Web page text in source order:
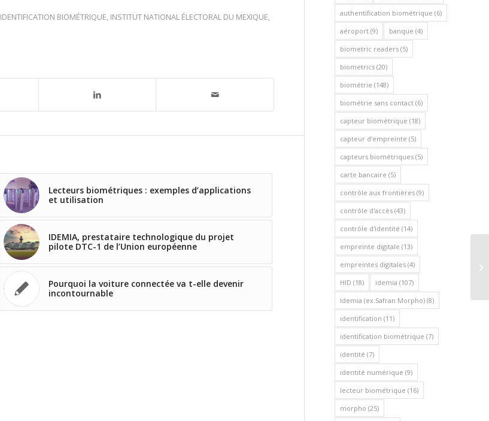
IDENTIFICATION BIOMÉTRIQUE, INSTITUT NATIONAL ÉLECTORAL DU MEXIQUE,
Lecteurs biométriques : exemples d’applications
et utilisation
IDEMIA, prestataire technologique du projet
pilote DTC-1 de l’Union européenne
Pourquoi la voiture connectée va t-elle devenir
incontournable
authentification biométrique (6)
aéroport (9) banque (4)
biometric readers (5)
biometrics (20)
biométrie (148)
biométrie sans contact (6)
capteur biométrique (18)
capteur d'empreinte (5)
capteurs biométriques (5)
carte bancaire (5)
contrôle aux frontières (9)
contrôle d'accès (43)
contrôle d'identité (14)
empreinte digitale (13)
empreintes digitales (4)
HID (18) idemia (107)
Idemia (ex.Safran Morpho) (8)
identification (11)
identification biométrique (7)
identité (7)
identité numérique (9)
lecteur biométrique (16)
morpho (25)